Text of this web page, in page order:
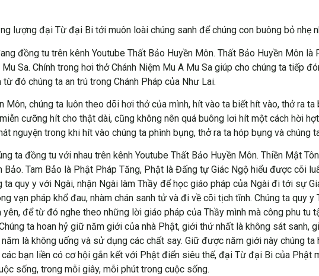
lượng đại Từ đại Bi tới muôn loài chúng sanh để chúng con buông bỏ nhẹ
đồng tu trên kênh Youtube Thất Bảo Huyền Môn. Thất Bảo Huyền Môn
Sa. Chính trong hơi thở Chánh Niệm Mu A Mu Sa giúp cho chúng ta tiếp
đó chúng ta an trú trong Chánh Pháp của Như Lai.
Môn, chúng ta luôn theo dõi hơi thở của mình, hít vào ta biết hít vào, thở ra
cưỡng hít cho thật dài, cũng không nên quá buông lơi hít một cách hời
nguyện trong khi hít vào chúng ta phình bụng, thở ra ta hóp bụng và chúng
ta đồng tu với nhau trên kênh Youtube Thất Bảo Huyền Môn. Thiền Mật
Tam Bảo là Phật Pháp Tăng, Phật là Đấng tự Giác Ngộ hiểu được cõi
ta quy y với Ngài, nhận Ngài làm Thầy để học giáo pháp của Ngài đi tới sự
vạn pháp khổ đau, nhàm chán sanh tử và đi về cõi tịch tĩnh. Chúng ta quy
để từ đó nghe theo những lời giáo pháp của Thầy mình mà công phu tu
ta hoan hỷ giữ năm giới của nhà Phật, giới thứ nhất là không sát sanh,
là không uống và sử dụng các chất say. Giữ được năm giới này chúng ta
bạn liền có cơ hội gắn kết với Phật điển siêu thế, đại Từ đại Bi của Phật
sống, trong mỗi giây, mỗi phút trong cuộc sống.